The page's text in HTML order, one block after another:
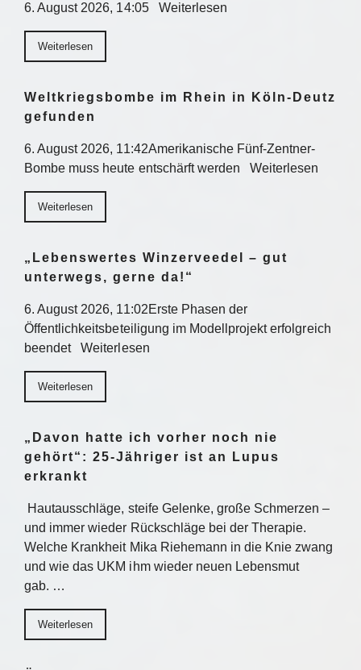
6. August 2026, 14:05 Weiterlesen
Weiterlesen
Weltkriegsbombe im Rhein in Köln-Deutz
gefunden
6. August 2026, 11:42Amerikanische Fünf-Zentner-
Bombe muss heute entschärft werden Weiterlesen
Weiterlesen
„Lebenswertes Winzerveedel – gut
unterwegs, gerne da!“
6. August 2026, 11:02Erste Phasen der
Öffentlichkeitsbeteiligung im Modellprojekt erfolgreich
beendet Weiterlesen
Weiterlesen
„Davon hatte ich vorher noch nie
gehört“: 25-Jähriger ist an Lupus
erkrankt
Hautausschläge, steife Gelenke, große Schmerzen –
und immer wieder Rückschläge bei der Therapie.
Welche Krankheit Mika Riehemann in die Knie zwang
und wie das UKM ihm wieder neuen Lebensmut
gab. …
Weiterlesen